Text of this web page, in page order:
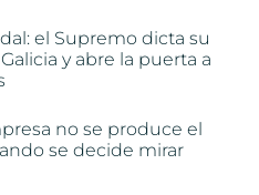
el Supremo dicta su
y abre la puerta a
no se produce el
se decide mirar